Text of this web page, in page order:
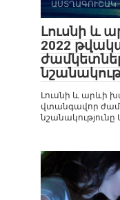
ԱՍՏՂԱԳՈՒՇԱԿ
Լուսնի և
2022
Լուսնի և արևի
վտանգավոր